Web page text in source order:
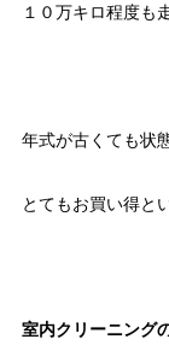
１０万キロ程度も
年式が古くても状
とてもお買い得と
室内クリーニング